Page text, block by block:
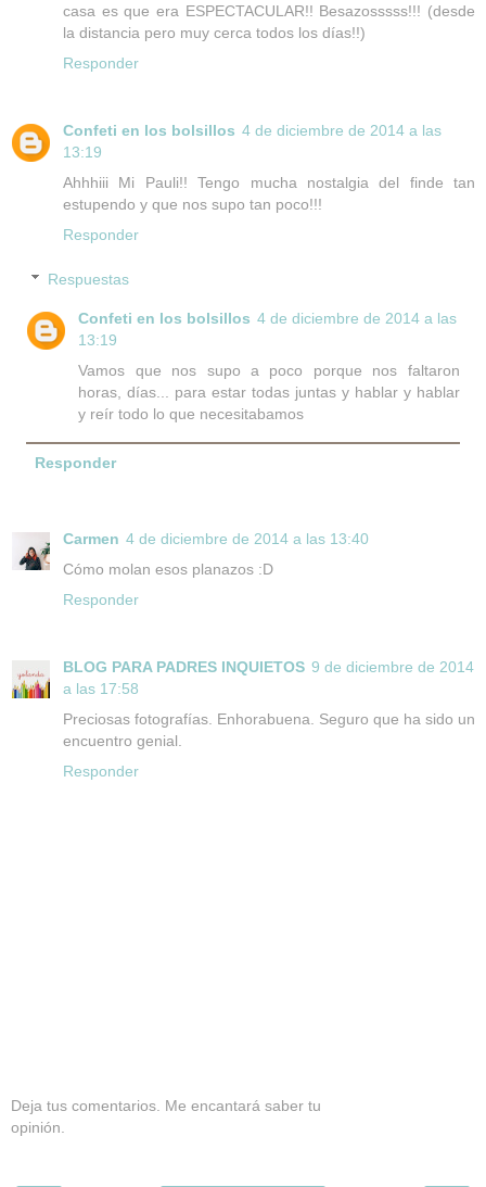
casa es que era ESPECTACULAR!! Besazosssss!!! (desde
la distancia pero muy cerca todos los días!!)
Responder
Confeti en los bolsillos 4 de diciembre de 2014 a las
13:19
Ahhhiii Mi Pauli!! Tengo mucha nostalgia del finde tan
estupendo y que nos supo tan poco!!!
Responder
Respuestas
Confeti en los bolsillos 4 de diciembre de 2014 a las
13:19
Vamos que nos supo a poco porque nos faltaron
horas, días... para estar todas juntas y hablar y hablar
y reír todo lo que necesitabamos
Responder
Carmen 4 de diciembre de 2014 a las 13:40
Cómo molan esos planazos :D
Responder
BLOG PARA PADRES INQUIETOS 9 de diciembre de 2014
a las 17:58
Preciosas fotografías. Enhorabuena. Seguro que ha sido un
encuentro genial.
Responder
Deja tus comentarios. Me encantará saber tu
opinión.